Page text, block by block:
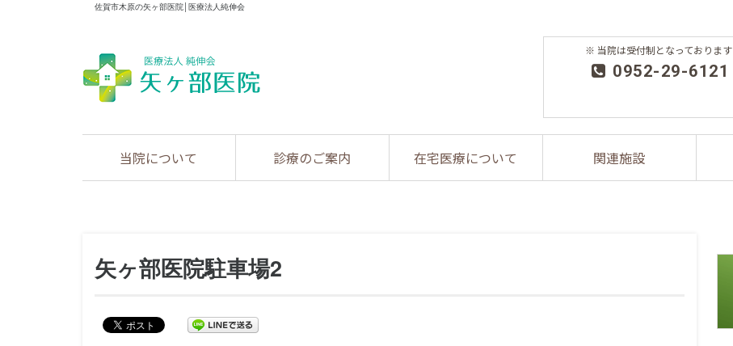
佐賀市木原の矢ヶ部医院│医療法人純伸会
※ 当院は受付制となっております
0952-29-6121
当院について 診療のご案内 在宅医療について 関連施設
矢ヶ部医院駐車場2